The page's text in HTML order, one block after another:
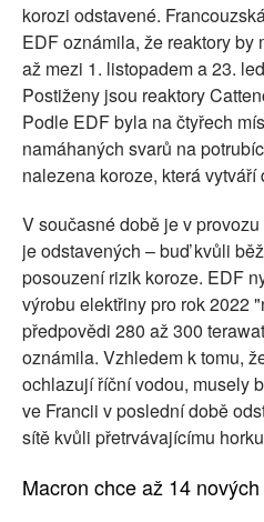
korozi odstavené.
EDF oznámila, že reaktory by
až mezi 1. listopadem a 23.
Postiženy jsou reaktory
Podle EDF byla na čtyřech
namáhaných svarů na
nalezena koroze, která vytváří
V současné době je v
je odstavených – buď kvůli
posouzení rizik koroze. EDF
výrobu elektřiny pro rok 2022
předpovědi 280 až 300
oznámila. Vzhledem k tomu,
ochlazují říční vodou, musely
ve Francii v poslední době
sítě kvůli přetrvávajícímu
Macron chce až 14